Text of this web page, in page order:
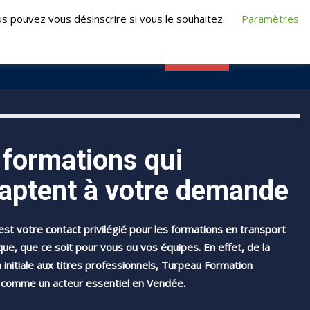
qui
à votre demande
votre contact privilégié pour les formations en transport
que ce soit pour vous ou vos équipes. En effet, de la
initiale aux titres professionnels, Turpeau Formation
un acteur essentiel en Vendée.
pouvez vous désinscrire si vous le souhaitez.
Paramètres